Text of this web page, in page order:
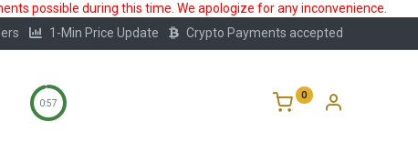
possible during this time. We apologize for any inconvenience.
1-Min Price Update Crypto Payments accepted
0:56
0